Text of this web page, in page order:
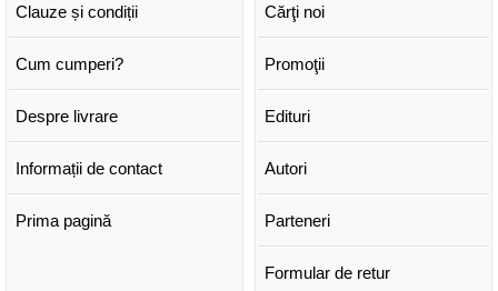
Clauze și condiții
Cum cumperi?
Despre livrare
Informații de contact
Prima pagină
Cărţi noi
Promoţii
Edituri
Autori
Parteneri
Formular de retur